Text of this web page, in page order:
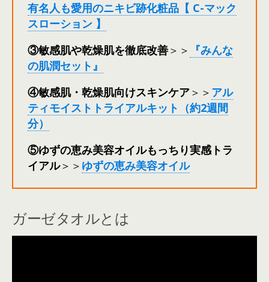
有名人も愛用のニキビ跡化粧品【 C-マック
スローション 】
③敏感肌や乾燥肌を徹底改善＞＞
『みんな
の肌潤セット』
④敏感肌・乾燥肌向けスキンケア＞＞ アル
ティモイストトライアルキット（約2週間
分）
⑤ゆずの恵み美容オイルもっちり実感トラ
イアル＞＞ ゆずの恵み美容オイル
ガーゼタオルとは